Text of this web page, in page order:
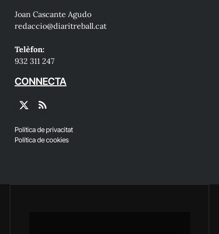
Joan Cascante Agudo
redaccio@diaritreball.cat
Telèfon:
932 311 247
CONNECTA
X
RSS
Política de privacitat
Política de cookies